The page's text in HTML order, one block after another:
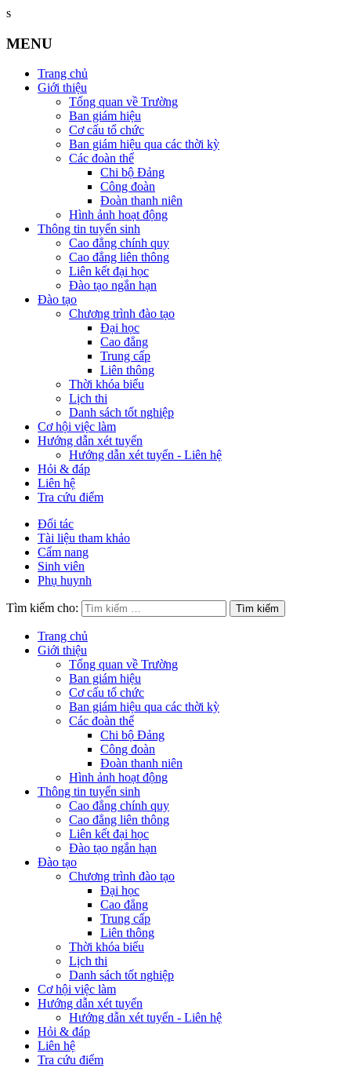
s
MENU
Trang chủ
Giới thiệu
Tổng quan về Trường
Ban giám hiệu
Cơ cấu tổ chức
Ban giám hiệu qua các thời kỳ
Các đoàn thể
Chi bộ Đảng
Công đoàn
Đoàn thanh niên
Hình ảnh hoạt động
Thông tin tuyển sinh
Cao đẳng chính quy
Cao đẳng liên thông
Liên kết đại học
Đào tạo ngắn hạn
Đào tạo
Chương trình đào tạo
Đại học
Cao đẳng
Trung cấp
Liên thông
Thời khóa biểu
Lịch thi
Danh sách tốt nghiệp
Cơ hội việc làm
Hướng dẫn xét tuyển
Hướng dẫn xét tuyển - Liên hệ
Hỏi & đáp
Liên hệ
Tra cứu điểm
Đối tác
Tài liệu tham khảo
Cẩm nang
Sinh viên
Phụ huynh
Tìm kiếm cho:
Trang chủ
Giới thiệu
Tổng quan về Trường
Ban giám hiệu
Cơ cấu tổ chức
Ban giám hiệu qua các thời kỳ
Các đoàn thể
Chi bộ Đảng
Công đoàn
Đoàn thanh niên
Hình ảnh hoạt động
Thông tin tuyển sinh
Cao đẳng chính quy
Cao đẳng liên thông
Liên kết đại học
Đào tạo ngắn hạn
Đào tạo
Chương trình đào tạo
Đại học
Cao đẳng
Trung cấp
Liên thông
Thời khóa biểu
Lịch thi
Danh sách tốt nghiệp
Cơ hội việc làm
Hướng dẫn xét tuyển
Hướng dẫn xét tuyển - Liên hệ
Hỏi & đáp
Liên hệ
Tra cứu điểm